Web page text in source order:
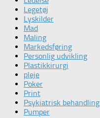
Legetøj
Lyskilder
Mad
Maling
Markedsføring
Personlig udvikling
Plastikkirurgi
pleje
Poker
Print
Psykiatrisk behandling
Pumper